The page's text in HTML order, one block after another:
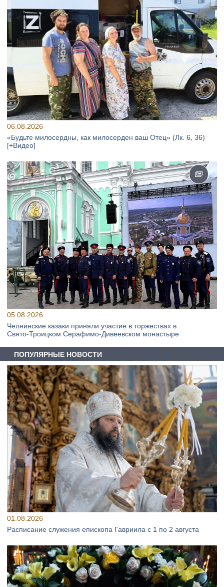
06.08.2026
«Будьте милосердны, как милосерден ваш Отец» (Лк. 6, 36)
[+Видео]
05.08.2026
Челнинские казаки приняли участие в торжествах в
Свято‑Троицком Серафимо‑Дивеевском монастыре
ПОПУЛЯРНЫЕ НОВОСТИ
01.08.2026
Расписание служения епископа Гавриила с 1 по 2 августа